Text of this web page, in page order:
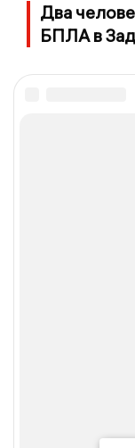
Два
БПЛА в